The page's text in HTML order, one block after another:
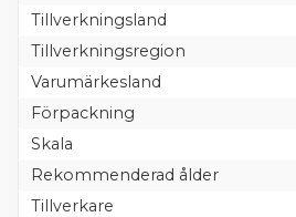
Tillverkningsland
Tillverkningsregion
Varumärkesland
Förpackning
Skala
Rekommenderad ålder
Tillverkare